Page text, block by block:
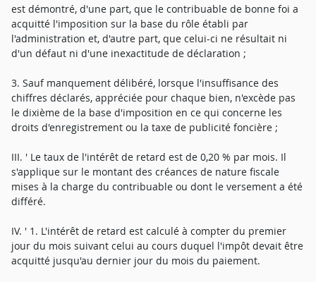
est démontré, d'une part, que le contribuable de bonne foi a
acquitté l'imposition sur la base du rôle établi par
l'administration et, d'autre part, que celui-ci ne résultait ni
d'un défaut ni d'une inexactitude de déclaration ;
3. Sauf manquement délibéré, lorsque l'insuffisance des
chiffres déclarés, appréciée pour chaque bien, n'excède pas
le dixième de la base d'imposition en ce qui concerne les
droits d'enregistrement ou la taxe de publicité foncière ;
III. ' Le taux de l'intérêt de retard est de 0,20 % par mois. Il
s'applique sur le montant des créances de nature fiscale
mises à la charge du contribuable ou dont le versement a été
différé.
IV. ' 1. L'intérêt de retard est calculé à compter du premier
jour du mois suivant celui au cours duquel l'impôt devait être
acquitté jusqu'au dernier jour du mois du paiement.